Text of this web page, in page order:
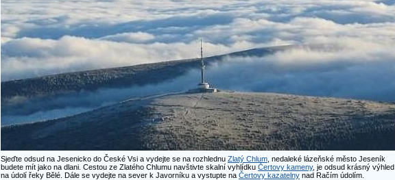
Sjeďte odsud na Jesenicko do České Vsi a vydejte se na rozhlednu Zlatý Chlum , nedaleké lázeňské město Jeseník
budete mít jako na dlani. Cestou ze Zlatého Chlumu navštivte skalní vyhlídku Čertovy kameny, je odsud krásný výhled
na údolí řeky Bělé. Dále se vydejte na sever k Javorníku a vystupte na Čertovy kazatelny nad Račím údolím.